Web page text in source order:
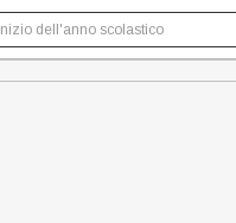
Inizio dell'anno scolastico